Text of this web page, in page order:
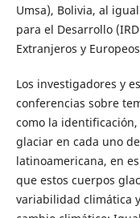
Umsa), Bolivia, al
para el Desarrollo
Extranjeros y
Los investigadores y
conferencias sobre
como la
glaciar en cada uno
latinoamericana, en
que estos cuerpos
variabilidad climática